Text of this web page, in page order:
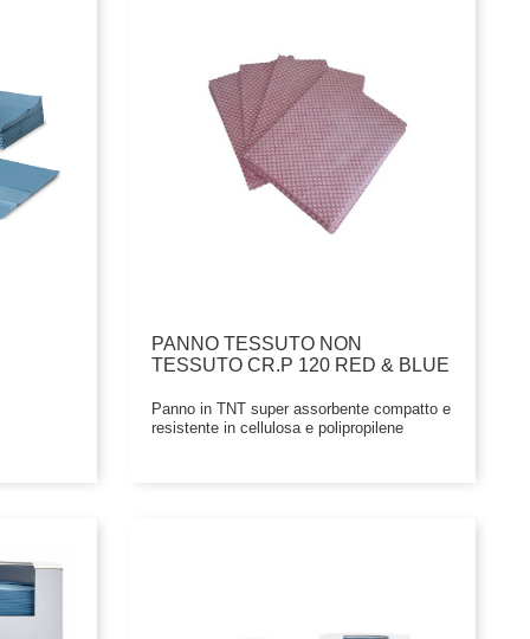
PANNO TESSUTO NON
TESSUTO CR.P 120 RED & BLUE
Panno in TNT super assorbente compatto e
resistente in cellulosa e polipropilene